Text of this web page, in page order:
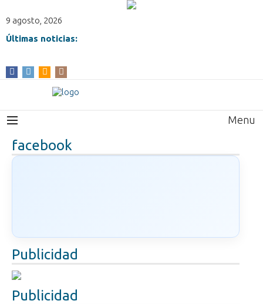
9 agosto, 2026
Últimas noticias:
Menu
facebook
Publicidad
Publicidad